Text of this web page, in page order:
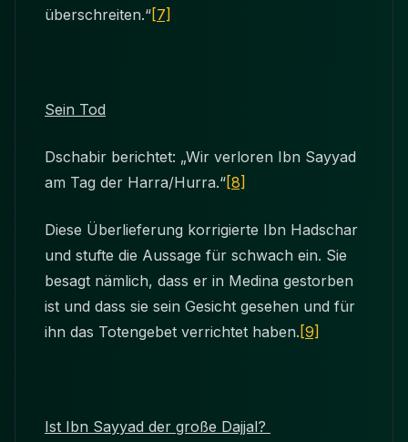
überschreiten.“[7]
Sein Tod
Dschabir berichtet: „Wir verloren Ibn Sayyad
am Tag der Harra/Hurra.“[8]
Diese Überlieferung korrigierte Ibn Hadschar
und stufte die Aussage für schwach ein. Sie
besagt nämlich, dass er in Medina gestorben
ist und dass sie sein Gesicht gesehen und für
ihn das Totengebet verrichtet haben. [9]
Ist Ibn Sayyad der große Dajjal?